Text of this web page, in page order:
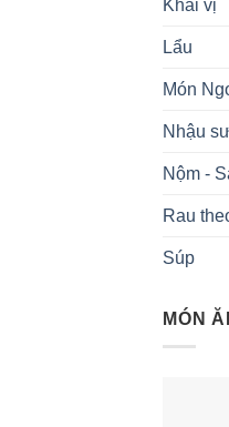
Khai vị
Lẩu
Món
Nhậu
Nộm -
Rau
Súp
MÓN